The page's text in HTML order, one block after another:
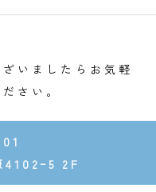
いましたらお気軽
さい。
4102ｰ5 2F